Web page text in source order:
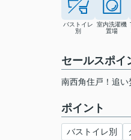
バストイレ
別
室内洗濯機
置場
セールスポイ
南西角住戸！追
ポイント
バストイレ別